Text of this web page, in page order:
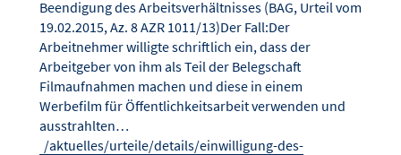
Beendigung des Arbeitsverhältnisses (BAG, Urteil vom
19.02.2015, Az. 8 AZR 1011/13)Der Fall:Der
Arbeitnehmer willigte schriftlich ein, dass der
Arbeitgeber von ihm als Teil der Belegschaft
Filmaufnahmen machen und diese in einem
Werbefilm für Öffentlichkeitsarbeit verwenden und
ausstrahlten…
/aktuelles/urteile/details/einwilligung-des-